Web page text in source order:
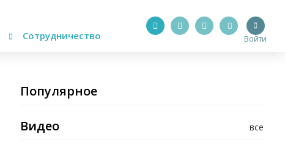
Сотрудничество Войти
Популярное
все
Видео